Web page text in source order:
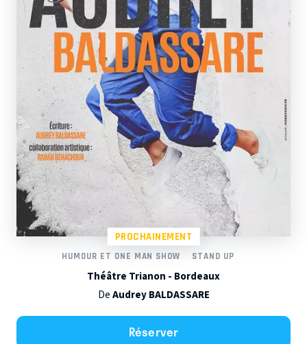
PROCHAINEMENT
HUMOUR ET ONE MAN SHOW STAND UP
Théâtre Trianon - Bordeaux
DeAudrey BALDASSARE
Réserver